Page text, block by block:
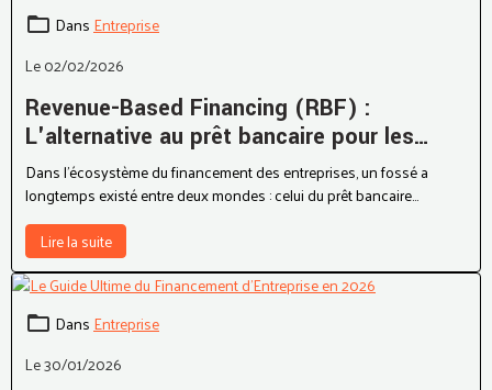
DansEntreprise
Le 02/02/2026
Revenue-Based Financing (RBF) :
L'alternative au prêt bancaire pour les
SaaS et E-commerces
Dans l'écosystème du financement des entreprises, un fossé a
longtemps existé entre deux mondes : celui du prêt bancaire
traditionnel, rigide et souvent inaccessible aux jeunes pousses, et
celui du Venture Capital (VC), prestigieux mais extrêmement coûteux
en capital social.
Lire la suite
DansEntreprise
Le 30/01/2026